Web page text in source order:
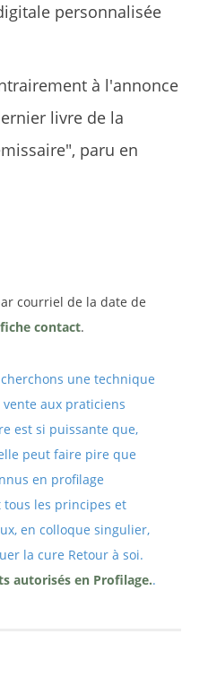
personnalisée
à l'annonce
livre de la
paru en
courriel de la date de
contact.
une technique
aux praticiens
est si puissante que,
peut faire pire que
en profilage
les principes et
en colloque singulier,
la cure Retour à soi.
autorisés en Profilage..